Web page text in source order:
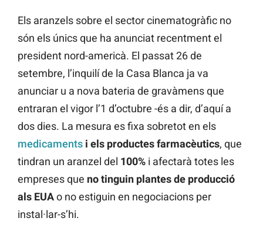
Els aranzels sobre el sector cinematogràfic no
són els únics que ha anunciat recentment el
president nord-americà. El passat 26 de
setembre, l’inquilí de la Casa Blanca ja va
anunciar u a nova bateria de gravàmens que
entraran el vigor l’1 d’octubre -és a dir, d’aquí a
dos dies. La mesura es fixa sobretot en els
medicaments i els productes farmacèutics, que
tindran un aranzel del 100% i afectarà totes les
empreses que no tinguin plantes de producció
als EUAo no estiguin en negociacions per
instal·lar-s’hi.